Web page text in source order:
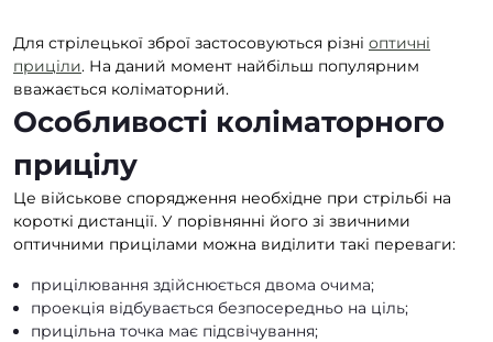
Для стрілецької зброї застосовуються різні оптичні
приціли. На даний момент найбільш популярним
вважається коліматорний.
Особливості коліматорного
прицілу
Це військове спорядження необхідне при стрільбі на
короткі дистанції. У порівнянні його зі звичними
оптичними прицілами можна виділити такі переваги:
прицілювання здійснюється двома очима;
проекція відбувається безпосередньо на ціль;
прицільна точка має підсвічування;